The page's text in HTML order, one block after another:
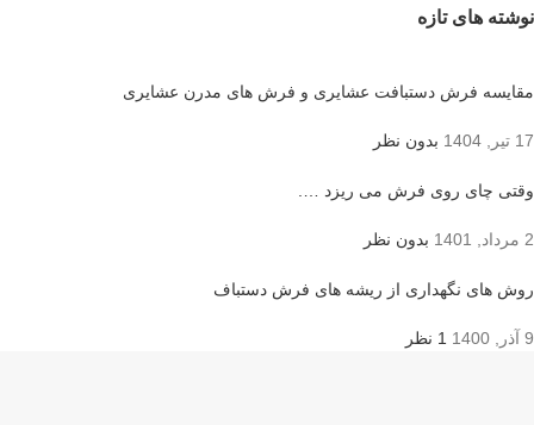
نوشته های تازه
مقایسه فرش دستبافت عشایری و فرش های مدرن عشایری
17 تیر, 1404 بدون نظر
وقتی چای روی فرش می ریزد ….
2 مرداد, 1401 بدون نظر
روش های نگهداری از ریشه های فرش دستباف
9 آذر, 1400 1 نظر